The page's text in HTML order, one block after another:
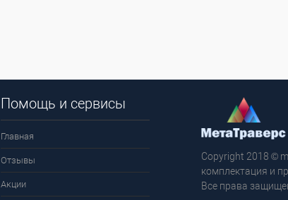
Помощь и сервисы
Главная
Отзывы
Акции
Copyright 2018 ©
комплектация и
Все права